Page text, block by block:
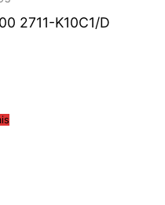
2711-K10C1/D